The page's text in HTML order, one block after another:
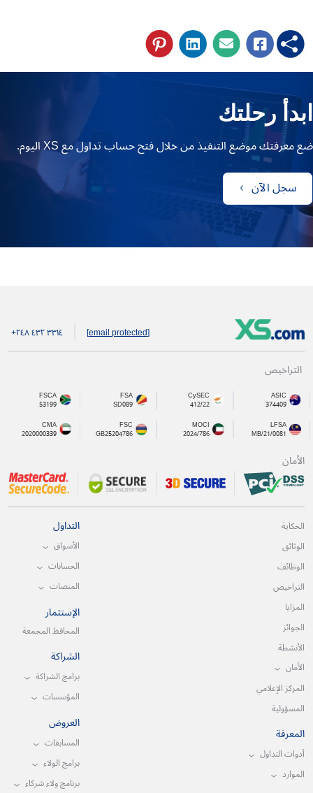
ابدأ رحلتك
ضع معرفتك موضع التنفيذ من خلال فتح حساب تداول مع XS اليوم.
سجل الآن
[email protected] +۲٤۸ ٤۳۲ ۳۳۱٤
التراخيص
ASIC
374409
CySEC
412/22
FSA
SD089
FSCA
53199
LFSA
MB/21/0081
MOCI
2024/786
FSC
GB25204786
CMA
2020000339
الأمان
الحكاية
الوثائق
الوظائف
التراخيص
المزايا
الجوائز
الأنشطة
الأمان
المركز الإعلامي
المسؤولية
المعرفة
أدوات التداول
الموارد
التداول
الأسواق
الحسابات
المنصات
الإستثمار
المحافظ المجمعة
الشراكة
برامج الشراكة
المؤسسات
العروض
المسابقات
برامج الولاء
برنامج ولاء شركاء